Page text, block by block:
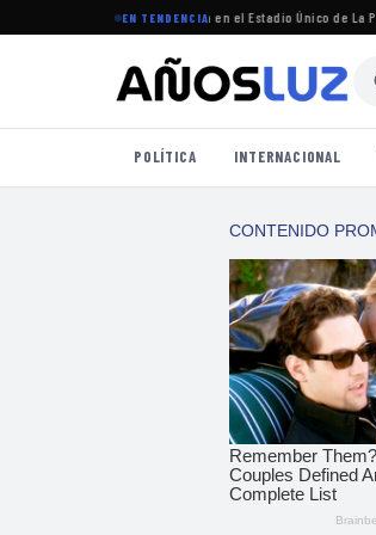
EN TENDENCIA
Clausura 2026 se jugará en el Estadio Único de La Plata
POLÍTICA INTERNACIONAL